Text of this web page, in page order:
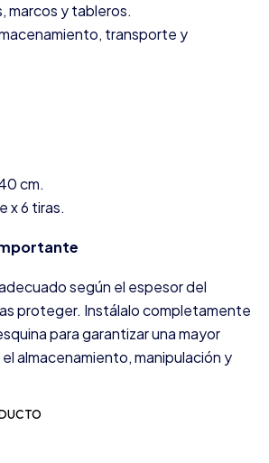
marcos y tableros.
transporte y
cm.
x 6 tiras.
según el espesor del
proteger. Instálalo completamente
para garantizar una mayor
almacenamiento, manipulación y